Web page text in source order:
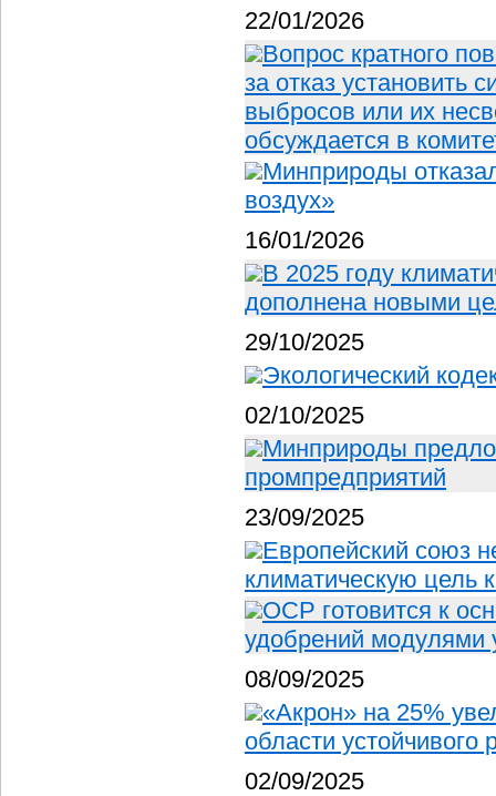
22/01/2026
Вопрос кратного
за отказ установить
выбросов или их
обсуждается в
Минприроды
воздух»
16/01/2026
В 2025 году
дополнена новыми
29/10/2025
Экологический
02/10/2025
Минприроды
промпредприятий
23/09/2025
Европейский союз
климатическую цель
OCP готовится к
удобрений модулями
08/09/2025
«Акрон» на 25%
области устойчивого
02/09/2025